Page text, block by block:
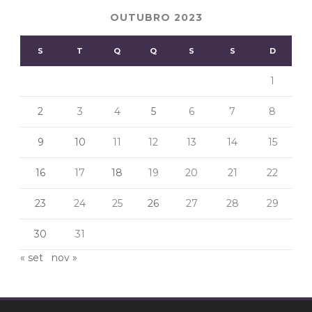
OUTUBRO 2023
S T Q Q S S D
1
2 3 4 5 6 7 8
9 10 11 12 13 14 15
16 17 18 19 20 21 22
23 24 25 26 27 28 29
30
31
« set
nov »